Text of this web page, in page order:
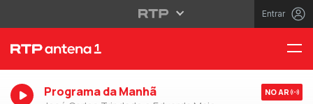
Entrar
Programa da Manhã NO AR